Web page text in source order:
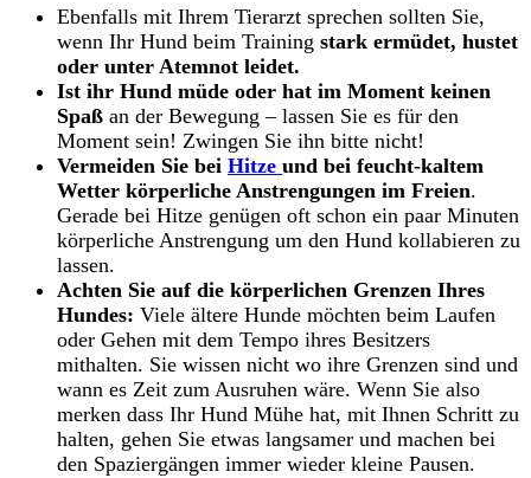
Ebenfalls mit Ihrem Tierarzt sprechen sollten Sie,
wenn Ihr Hund beim Training stark ermüdet, hustet
oder unter Atemnot leidet.
Ist ihr Hund müde oder hat im Moment keinen
Spaß an der Bewegung – lassen Sie es für den
Moment sein! Zwingen Sie ihn bitte nicht!
Vermeiden Sie bei Hitze und bei feucht-kaltem
Wetter körperliche Anstrengungen im Freien.
Gerade bei Hitze genügen oft schon ein paar Minuten
körperliche Anstrengung um den Hund kollabieren zu
lassen.
Achten Sie auf die körperlichen Grenzen Ihres
Hundes: Viele ältere Hunde möchten beim Laufen
oder Gehen mit dem Tempo ihres Besitzers
mithalten. Sie wissen nicht wo ihre Grenzen sind und
wann es Zeit zum Ausruhen wäre. Wenn Sie also
merken dass Ihr Hund Mühe hat, mit Ihnen Schritt zu
halten, gehen Sie etwas langsamer und machen bei
den Spaziergängen immer wieder kleine Pausen.